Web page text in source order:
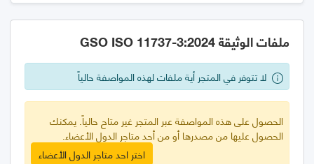
ملفات الوثيقة GSO ISO 11737-3:2024
لا تتوفر في المتجر أية ملفات لهذه المواصفة حالياً
الحصول على هذه المواصفة عبر المتجر غير متاح حالياً. يمكنك
الحصول عليها من مصدرها أو من أحد متاجر الدول الأعضاء.
اختر احد متاجر الدول الأعضاء